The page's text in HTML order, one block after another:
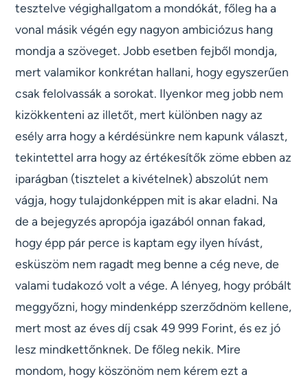
tesztelve végighallgatom a mondókát, főleg ha a
vonal másik végén egy nagyon ambiciózus hang
mondja a szöveget. Jobb esetben fejből mondja,
mert valamikor konkrétan hallani, hogy egyszerűen
csak felolvassák a sorokat. Ilyenkor meg jobb nem
kizökkenteni az illetőt, mert különben nagy az
esély arra hogy a kérdésünkre nem kapunk választ,
tekintettel arra hogy az értékesítők zöme ebben az
iparágban (tisztelet a kivételnek) abszolút nem
vágja, hogy tulajdonképpen mit is akar eladni. Na
de a bejegyzés apropója igazából onnan fakad,
hogy épp pár perce is kaptam egy ilyen hívást,
esküszöm nem ragadt meg benne a cég neve, de
valami tudakozó volt a vége. A lényeg, hogy próbált
meggyőzni, hogy mindenképp szerződnöm kellene,
mert most az éves díj csak 49 999 Forint, és ez jó
lesz mindkettőnknek. De főleg nekik. Mire
mondom, hogy köszönöm nem kérem ezt a